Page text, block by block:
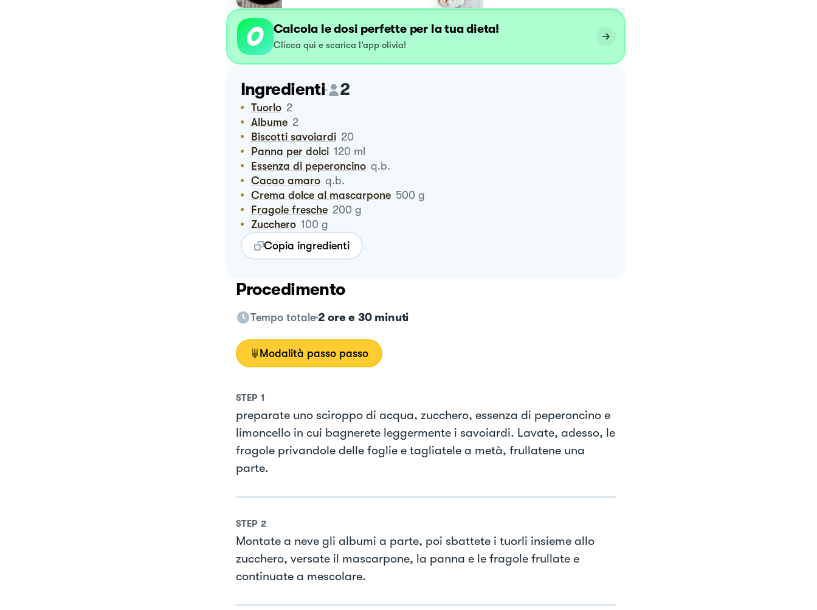
Calcola le dosi perfette per la tua dieta!
Clicca qui e scarica l’app olivia!
Ingredienti 2
Tuorlo 2
Albume 2
Biscotti savoiardi 20
Panna per dolci 120 ml
Essenza di peperoncino q.b.
Cacao amaro q.b.
Crema dolce al mascarpone 500 g
Fragole fresche 200 g
Zucchero 100 g
Copia ingredienti
Procedimento
Tempo totale 2 ore e 30 minuti
Modalità passo passo
STEP 1
preparate uno sciroppo di acqua, zucchero, essenza di peperoncino e
limoncello in cui bagnerete leggermente i savoiardi. Lavate, adesso, le
fragole privandole delle foglie e tagliatele a metà, frullatene una
parte.
STEP 2
Montate a neve gli albumi a parte, poi sbattete i tuorli insieme allo
zucchero, versate il mascarpone, la panna e le fragole frullate e
continuate a mescolare.